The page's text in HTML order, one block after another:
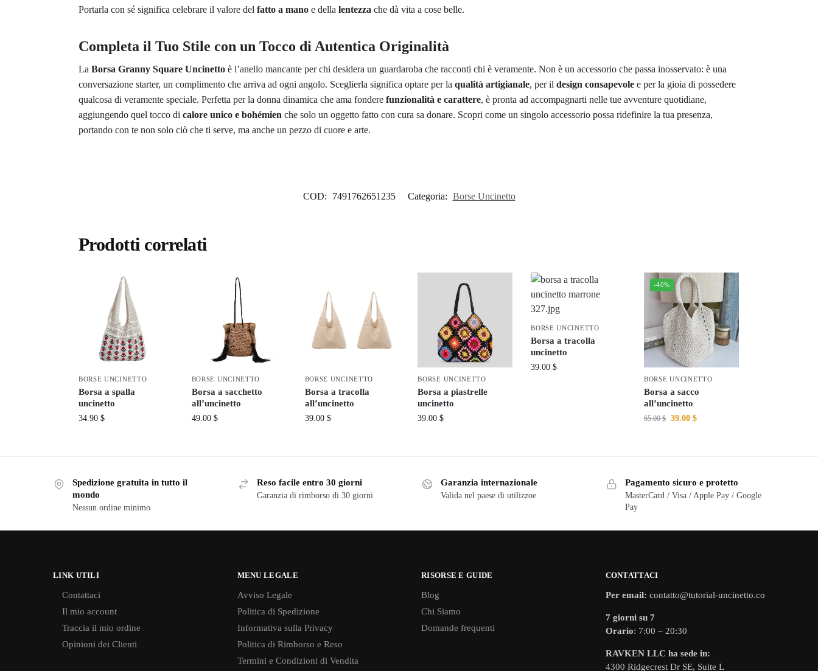
Portarla con sé significa celebrare il valore del fatto a manoe della lentezza che dà vita a cose belle.
Completa il Tuo Stile con un Tocco di Autentica Originalità
La Borsa Granny Square Uncinettoè l’anello mancante per chi desidera un guardaroba che racconti chi è veramente. Non è un accessorio che passa inosservato: è una
conversazione starter, un complimento che arriva ad ogni angolo. Sceglierla significa optare per la qualità artigianale, per il design consapevolee per la gioia di possedere
qualcosa di veramente speciale. Perfetta per la donna dinamica che ama fondere funzionalità e carattere, è pronta ad accompagnarti nelle tue avventure quotidiane,
aggiungendo quel tocco di calore unico e bohémien che solo un oggetto fatto con cura sa donare. Scopri come un singolo accessorio possa ridefinire la tua presenza,
portando con te non solo ciò che ti serve, ma anche un pezzo di cuore e arte.
COD: 7491762651235 Categoria: Borse Uncinetto
Prodotti correlati
BORSE UNCINETTO
Borsa a spalla
uncinetto
34.90 $
BORSE UNCINETTO
Borsa a sacchetto
all’uncinetto
49.00 $
BORSE UNCINETTO
Borsa a tracolla
all’uncinetto
39.00 $
BORSE UNCINETTO
Borsa a piastrelle
uncinetto
39.00$
BORSE UNCINETTO
Borsa a tracolla
uncinetto
39.00$
-40%
BORSE UNCINETTO
Borsa a sacco
all’uncinetto
65.00$ 39.00 $
Spedizione gratuita in tutto il
mondo
Nessun ordine minimo
Reso facile entro 30 giorni
Garanzia di rimborso di 30 giorni
Garanzia internazionale
Valida nel paese di utilizzoe
Pagamento sicuro e protetto
MasterCard / Visa / Apple Pay / Google
Pay
LINK UTILI
Contattaci
Il mio account
Traccia il mio ordine
Opinioni dei Clienti
MENU LEGALE
Avviso Legale
Politica di Spedizione
Informativa sulla Privacy
Politica di Rimborso e Reso
Termini e Condizioni di Vendita
RISORSE E GUIDE
Blog
Chi Siamo
Domande frequenti
CONTATTACI
Per email: contatto@tutorial-uncinetto.co
7 giorni su 7
Orario: 7:00 – 20:30
RAVKEN LLC ha sede in:
4300 Ridgecrest Dr SE, Suite L